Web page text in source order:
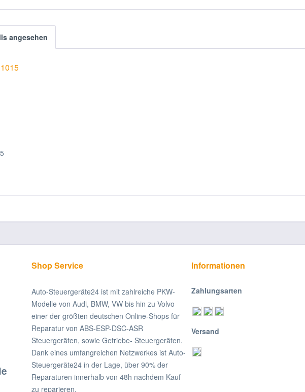
angesehen
Shop Service
Auto-Steuergeräte24 ist mit zahlreiche PKW-
Modelle von Audi, BMW, VW bis hin zu Volvo
einer der größten deutschen Online-Shops für
Reparatur von ABS-ESP-DSC-ASR
Steuergeräten, sowie Getriebe- Steuergeräten.
Dank eines umfangreichen Netzwerkes ist Auto-
Steuergeräte24 in der Lage, über 90% der
Reparaturen innerhalb von 48h nachdem Kauf
zu reparieren.
Informationen
Zahlungsarten
Versand